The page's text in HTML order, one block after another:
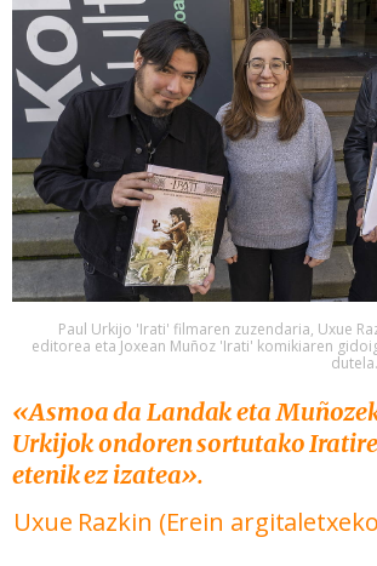
Paul Urkijo 'Irati' filmaren zuzendaria, Uxue
editorea eta Joxean Muñoz 'Irati' komikiaren
«Asmoa da Landak eta
Urkijok ondoren sortutako
etenik ez izatea».
Uxue Razkin (Erein